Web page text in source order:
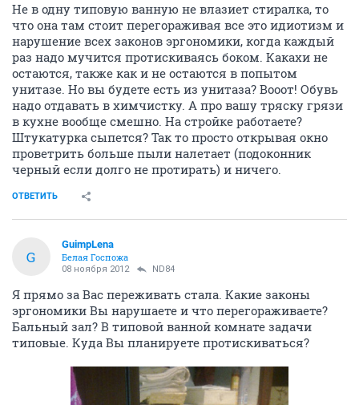
Не в одну типовую ванную не влазиет стиралка, то
что она там стоит перегораживая все это идиотизм и
нарушение всех законов эргономики, когда каждый
раз надо мучится протискиваясь боком. Какахи не
остаются, также как и не остаются в попытом
унитазе. Но вы будете есть из унитаза? Вооот! Обувь
надо отдавать в химчистку. А про вашу тряску грязи
в кухне вообще смешно. На стройке работаете?
Штукатурка сыпется? Так то просто открывая окно
проветрить больше пыли налетает (подоконник
черный если долго не протирать) и ничего.
ОТВЕТИТЬ
G
GuimpLena
Белая Госпожа
08 ноября 2012 ND84
Я прямо за Вас переживать стала. Какие законы
эргономики Вы нарушаете и что перегораживаете?
Бальный зал? В типовой ванной комнате задачи
типовые. Куда Вы планируете протискиваться?